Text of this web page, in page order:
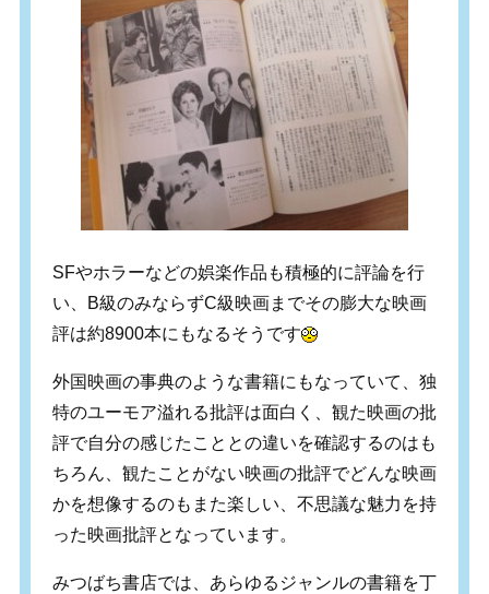
SFやホラーなどの娯楽作品も積極的に評論を行
い、B級のみならずC級映画までその膨大な映画
評は約8900本にもなるそうです
外国映画の事典のような書籍にもなっていて、独
特のユーモア溢れる批評は面白く、観た映画の批
評で自分の感じたこととの違いを確認するのはも
ちろん、観たことがない映画の批評でどんな映画
かを想像するのもまた楽しい、不思議な魅力を持
った映画批評となっています。
みつばち書店では、あらゆるジャンルの書籍を丁